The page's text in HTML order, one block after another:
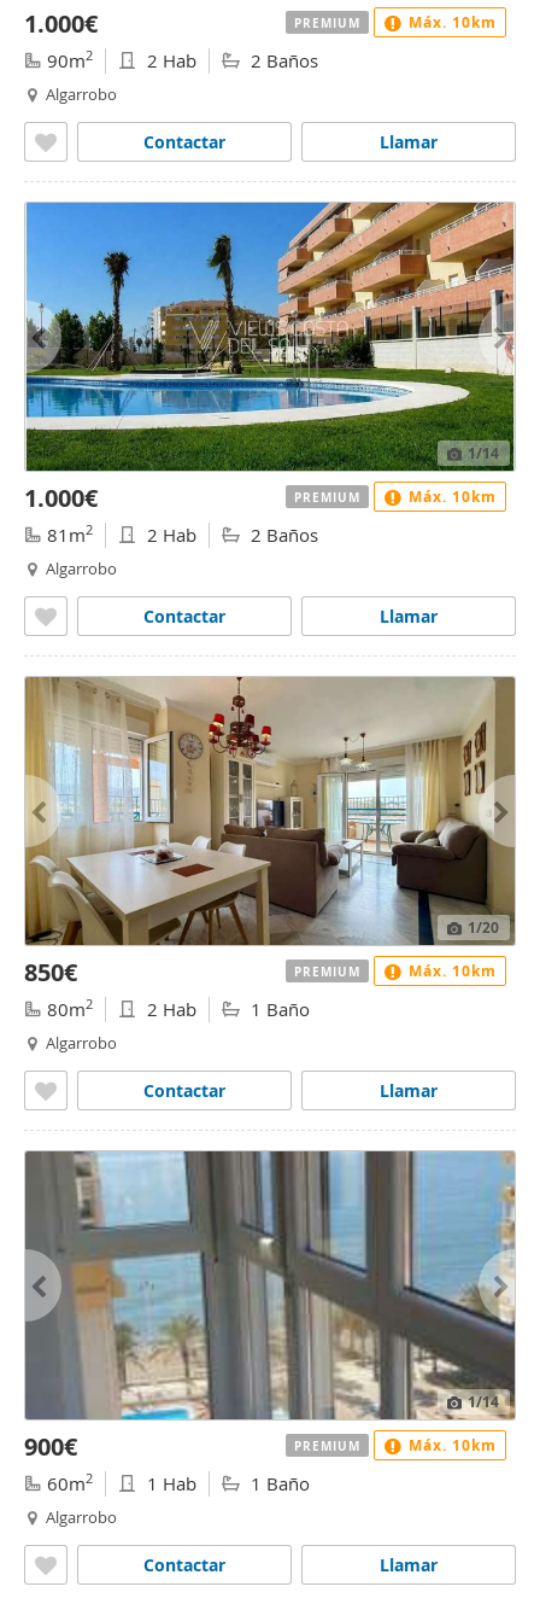
1.000€
90m2 2 Hab 2 Baños
Algarrobo
Llamar
Contactar
PREMIUM Máx. 10km
1/14
1.000€
81m2 2 Hab 2 Baños
Algarrobo
Llamar
Contactar
PREMIUM Máx. 10km
1/20
850€
80m2 2 Hab 1 Baño
Algarrobo
Llamar
Contactar
PREMIUM Máx. 10km
1/14
900€
60m2 1 Hab 1 Baño
Algarrobo
Llamar
Contactar
PREMIUM Máx. 10km